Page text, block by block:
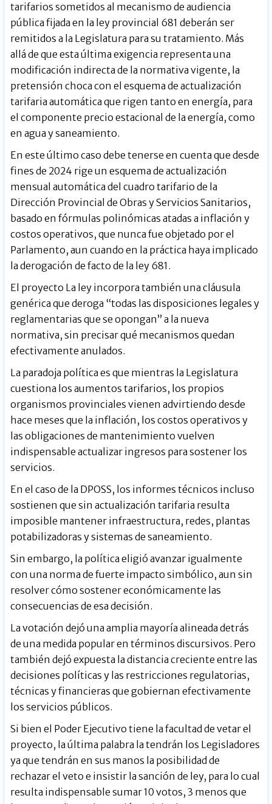
tarifarios sometidos al mecanismo de audiencia
pública fijada en la ley provincial 681 deberán ser
remitidos a la Legislatura para su tratamiento. Más
allá de que esta última exigencia representa una
modificación indirecta de la normativa vigente, la
pretensión choca con el esquema de actualización
tarifaria automática que rigen tanto en energía, para
el componente precio estacional de la energía, como
en agua y saneamiento.
En este último caso debe tenerse en cuenta que desde
fines de 2024 rige un esquema de actualización
mensual automática del cuadro tarifario de la
Dirección Provincial de Obras y Servicios Sanitarios,
basado en fórmulas polinómicas atadas a inflación y
costos operativos, que nunca fue objetado por el
Parlamento, aun cuando en la práctica haya implicado
la derogación de facto de la ley 681.
El proyecto La ley incorpora también una cláusula
genérica que deroga “todas las disposiciones legales y
reglamentarias que se opongan” a la nueva
normativa, sin precisar qué mecanismos quedan
efectivamente anulados.
La paradoja política es que mientras la Legislatura
cuestiona los aumentos tarifarios, los propios
organismos provinciales vienen advirtiendo desde
hace meses que la inflación, los costos operativos y
las obligaciones de mantenimiento vuelven
indispensable actualizar ingresos para sostener los
servicios.
En el caso de la DPOSS, los informes técnicos incluso
sostienen que sin actualización tarifaria resulta
imposible mantener infraestructura, redes, plantas
potabilizadoras y sistemas de saneamiento.
Sin embargo, la política eligió avanzar igualmente
con una norma de fuerte impacto simbólico, aun sin
resolver cómo sostener económicamente las
consecuencias de esa decisión.
La votación dejó una amplia mayoría alineada detrás
de una medida popular en términos discursivos. Pero
también dejó expuesta la distancia creciente entre las
decisiones políticas y las restricciones regulatorias,
técnicas y financieras que gobiernan efectivamente
los servicios públicos.
Si bien el Poder Ejecutivo tiene la facultad de vetar el
proyecto, la última palabra la tendrán los Legisladores
ya que tendrán en sus manos la posibilidad de
rechazar el veto e insistir la sanción de ley, para lo cual
resulta indispensable sumar 10 votos, 3 menos que